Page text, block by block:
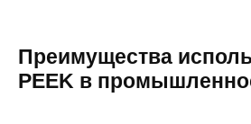
Преимущества
PEEK в